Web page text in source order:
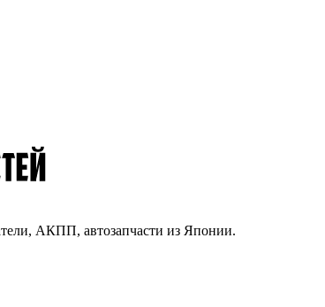
АКПП, автозапчасти из Японии.